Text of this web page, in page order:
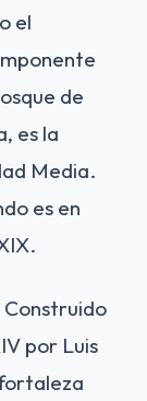
el
de
es la
Media.
es en
Construido
por Luis